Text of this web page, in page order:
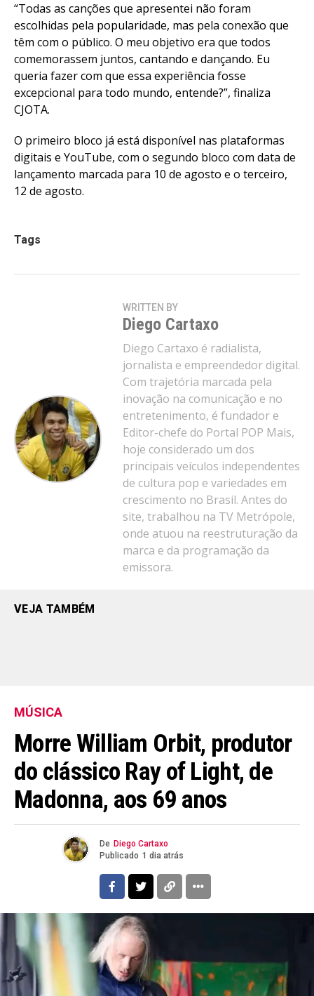
“Todas as canções que apresentei não foram
escolhidas pela popularidade, mas pela conexão que
têm com o público. O meu objetivo era que todos
comemorassem juntos, cantando e dançando. Eu
queria fazer com que essa experiência fosse
excepcional para todo mundo, entende?”, finaliza
CJOTA.
O primeiro bloco já está disponível nas plataformas
digitais e YouTube, com o segundo bloco com data de
lançamento marcada para 10 de agosto e o terceiro,
12 de agosto.
Tags
WRITTEN BY
Diego Cartaxo
Diego Cartaxo é radialista,
jornalista e empreendedor digital.
Com trajetória marcada pela
inovação na comunicação e no
entretenimento, é fundador e
Editor-chefe do Portal POP Mais,
hoje considerado um dos
principais veículos independentes
de cultura pop e variedades em
crescimento no Brasil. Antes do
site, trabalhou na TV Metrópole,
onde atuou na reestruturação da
marca e da programação da
emissora.
VEJA TAMBÉM
MÚSICA
Morre William Orbit, produtor
do clássico Ray of Light, de
Madonna, aos 69 anos
De Diego Cartaxo
Publicado 1 dia atrás